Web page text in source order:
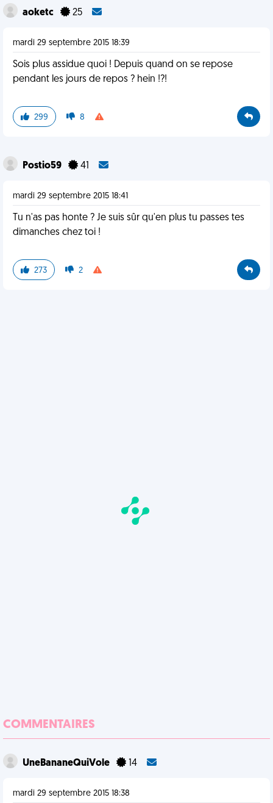
aoketc 25
mardi 29 septembre 2015 18:39
Sois plus assidue quoi ! Depuis quand on se repose
pendant les jours de repos ? hein !?!
299 8
Postio59 41
mardi 29 septembre 2015 18:41
Tu n'as pas honte ? Je suis sûr qu'en plus tu passes tes
dimanches chez toi !
273 2
COMMENTAIRES
UneBananeQuiVole 14
mardi 29 septembre 2015 18:38